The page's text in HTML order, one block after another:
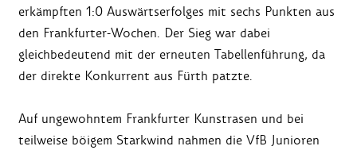
erkämpften 1:0 Auswärtserfolges mit sechs Punkten aus
den Frankfurter-Wochen. Der Sieg war dabei
gleichbedeutend mit der erneuten Tabellenführung, da
der direkte Konkurrent aus Fürth patzte.
Auf ungewohntem Frankfurter Kunstrasen und bei
teilweise böigem Starkwind nahmen die VfB Junioren